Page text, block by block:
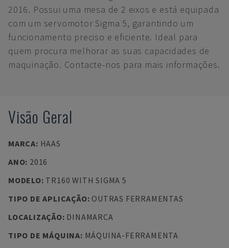
2016. Possui uma mesa de 2 eixos e está equipada
com um servomotor Sigma 5, garantindo um
funcionamento preciso e eficiente. Ideal para
quem procura melhorar as suas capacidades de
maquinação. Contacte-nos para mais informações.
Visão Geral
MARCA: HAAS
ANO: 2016
MODELO: TR160 WITH SIGMA 5
TIPO DE APLICAÇÃO: OUTRAS FERRAMENTAS
LOCALIZAÇÃO: DINAMARCA
TIPO DE MÁQUINA: MÁQUINA-FERRAMENTA